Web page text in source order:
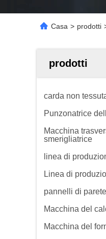
Casa > prodotti
prodotti
carda non
Punzonatrice
Macchina
smerigliatrice
linea di
Linea di
pannelli di
Macchina del
Macchina del